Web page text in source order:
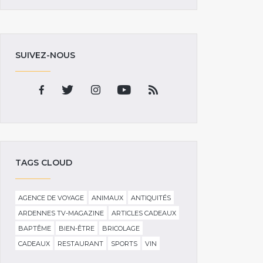
SUIVEZ-NOUS
TAGS CLOUD
AGENCE DE VOYAGE ANIMAUX
ANTIQUITÉS
ARDENNES TV-MAGAZINE
ARTICLES CADEAUX
BAPTÊME
BIEN-ÊTRE
BRICOLAGE
CADEAUX
RESTAURANT SPORTS VIN